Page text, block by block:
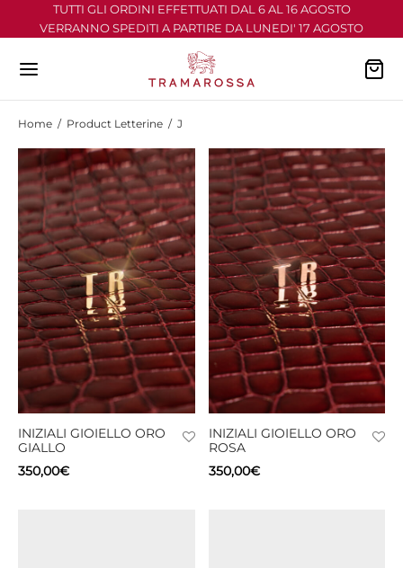
TUTTI GLI ORDINI EFFETTUATI DAL 6 AL 16 AGOSTO
VERRANNO SPEDITI A PARTIRE DA LUNEDI' 17 AGOSTO
Home / Product Letterine / J
INIZIALI GIOIELLO ORO
GIALLO
350,00€
INIZIALI GIOIELLO ORO
ROSA
350,00€
Back
COLORATO
Back
Back
Back
D’ITALIA
ARRIVI
TEMPO
Back